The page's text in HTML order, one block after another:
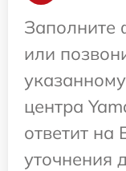
Заполните
или
центра
ответит на
уточнения